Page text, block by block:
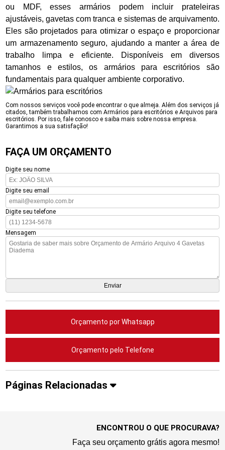
ou MDF, esses armários podem incluir prateleiras
ajustáveis, gavetas com tranca e sistemas de arquivamento.
Eles são projetados para otimizar o espaço e proporcionar
um armazenamento seguro, ajudando a manter a área de
trabalho limpa e eficiente. Disponíveis em diversos
tamanhos e estilos, os armários para escritórios são
fundamentais para qualquer ambiente corporativo.
Com nossos serviços você pode encontrar o que almeja. Além dos serviços já
citados, também trabalhamos com Armários para escritórios e Arquivos para
escritórios. Por isso, fale conosco e saiba mais sobre nossa empresa.
Garantimos a sua satisfação!
FAÇA UM ORÇAMENTO
Digite seu nome
Digite seu email
Digite seu telefone
Mensagem
Orçamento por Whatsapp
Orçamento pelo Telefone
Páginas Relacionadas
ENCONTROU O QUE PROCURAVA?
Faça seu orçamento grátis agora mesmo!